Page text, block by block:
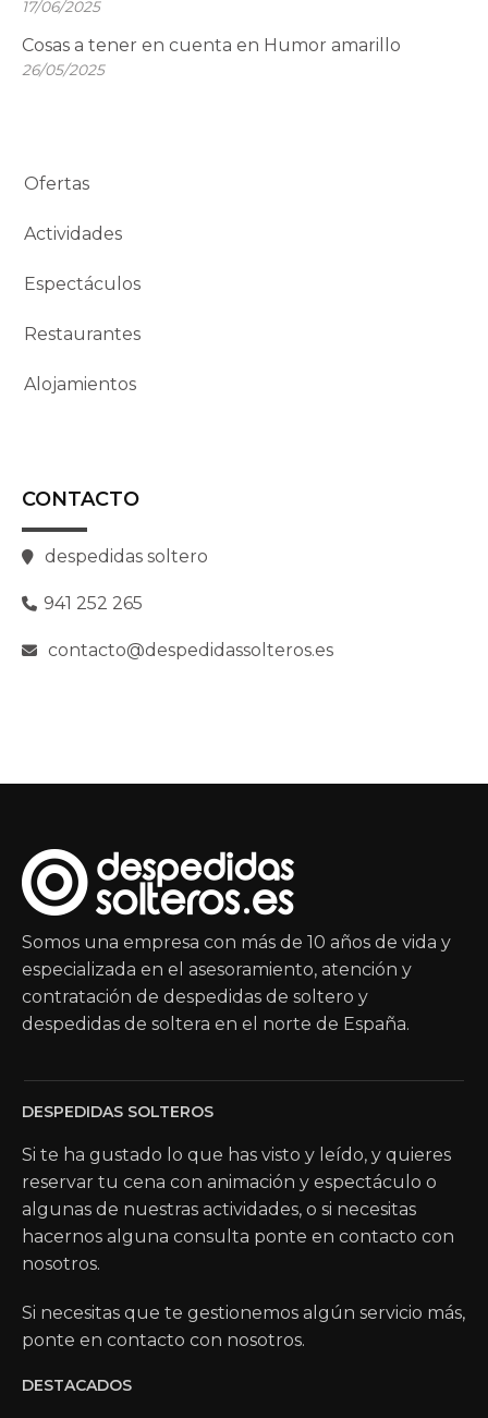
17/06/2025
Cosas a tener en cuenta en Humor amarillo
26/05/2025
Ofertas
Actividades
Espectáculos
Restaurantes
Alojamientos
CONTACTO
despedidas soltero
941 252 265
contacto@despedidassolteros.es
Somos una empresa con más de 10 años de vida y
especializada en el asesoramiento, atención y
contratación de despedidas de soltero y
despedidas de soltera en el norte de España.
DESPEDIDAS SOLTEROS
Si te ha gustado lo que has visto y leído, y quieres
reservar tu cena con animación y espectáculo o
algunas de nuestras actividades, o si necesitas
hacernos alguna consulta ponte en contacto con
nosotros.
Si necesitas que te gestionemos algún servicio más,
ponte en contacto con nosotros.
DESTACADOS